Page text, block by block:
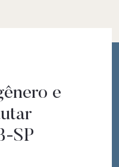
e
SP